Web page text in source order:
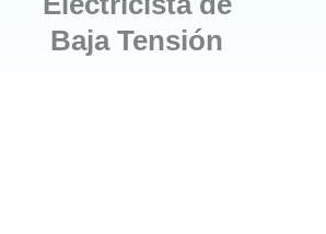
Baja Tensión